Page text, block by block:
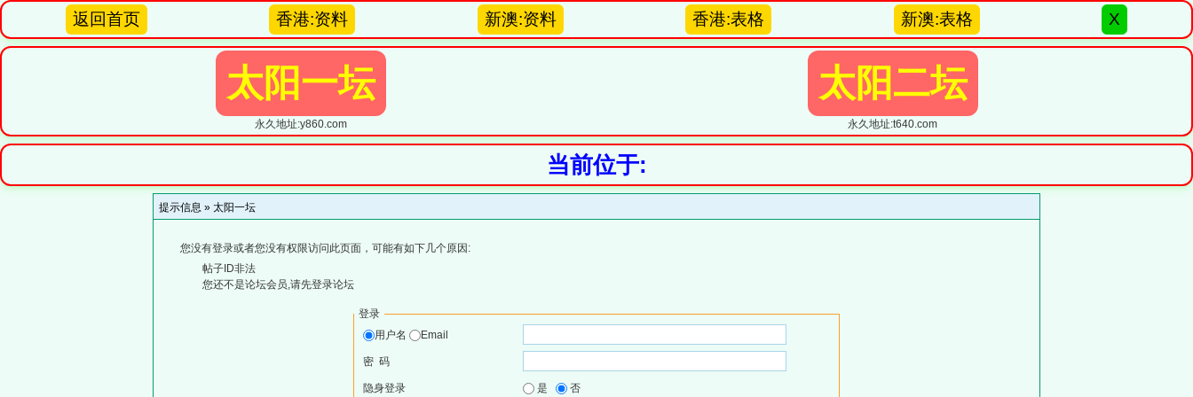
返回首页 香港:资料 新澳:资料 香港:表格 新澳:表格 X
太阳一坛
永久地址:y860.com
太阳二坛
永久地址:t640.com
当前位于:
提示信息 » 太阳一坛
您没有登录或者您没有权限访问此页面，可能有如下几个原因:
帖子ID非法
您还不是论坛会员,请先登录论坛
登录
用户名
Email
密 码
隐身登录 是 否